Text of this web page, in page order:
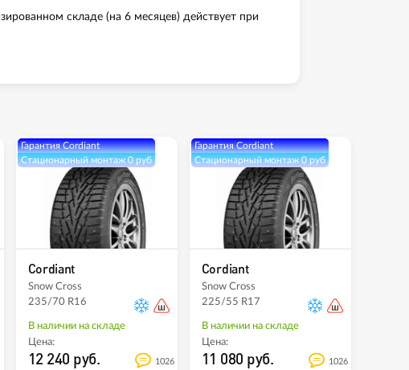
складе (на 6 месяцев) действует при
Гарантия Cordiant
Стационарный монтаж 0 руб
Cordiant
Snow Cross
235/70 R16
В наличии на складе
Цена:
12 240 руб. 1026
Гарантия Cordiant
Стационарный монтаж 0 руб
Cordiant
Snow Cross
225/55 R17
В наличии на складе
Цена:
11 080 руб. 1026